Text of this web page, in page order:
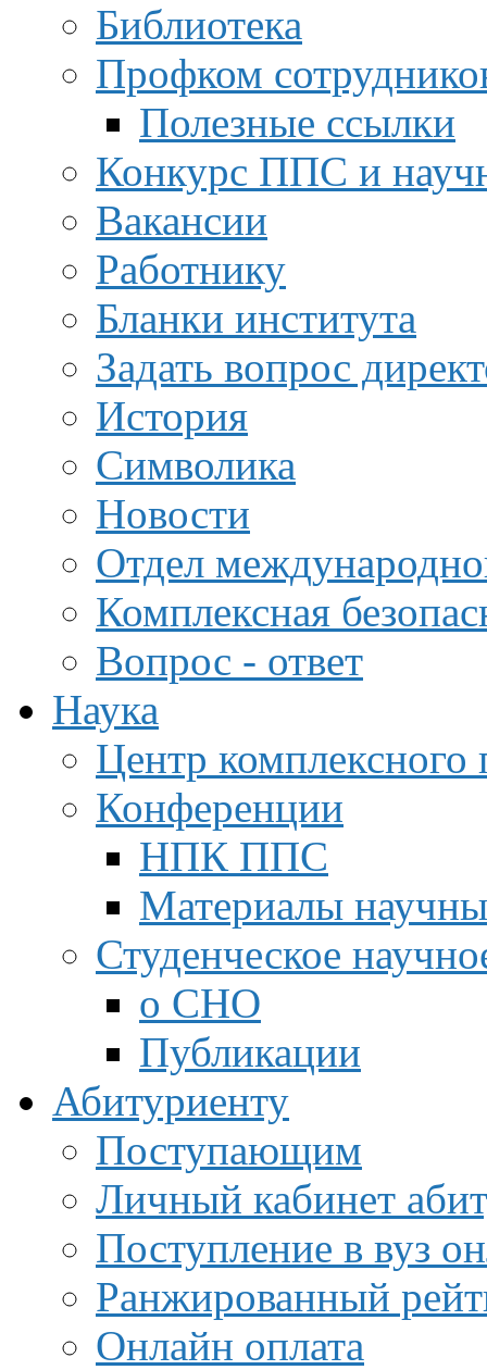
Библиотека
Профком
Полезные ссылки
Конкурс ППС и
Вакансии
Работнику
Бланки института
Задать вопрос
История
Символика
Новости
Отдел
Комплексная
Вопрос - ответ
Наука
Центр
Конференции
НПК ППС
Материалы
Студенческое
о СНО
Публикации
Абитуриенту
Поступающим
Личный кабинет
Поступление в вуз
Ранжированный
Онлайн оплата